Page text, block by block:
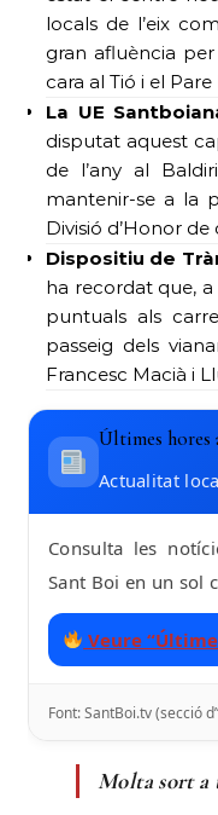
locals de l’eix
gran afluència
cara al Tió i el Pare
La UE
disputat aquest
de l’any al
mantenir-se a la
Divisió d’Honor de
Dispositiu de
ha recordat que, a
puntuals als
passeig dels
Francesc Macià i
Últimes hores
Actualitat
Consulta les
Sant Boi en un sol
Veure
Font: SantBoi.tv (secció
Molta sort a